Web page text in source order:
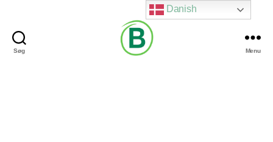
Søg Menu
Danish